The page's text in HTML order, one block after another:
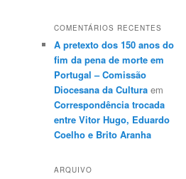
COMENTÁRIOS RECENTES
A pretexto dos 150 anos do
fim da pena de morte em
Portugal – Comissão
Diocesana da Cultura em
Correspondência trocada
entre Vitor Hugo, Eduardo
Coelho e Brito Aranha
ARQUIVO